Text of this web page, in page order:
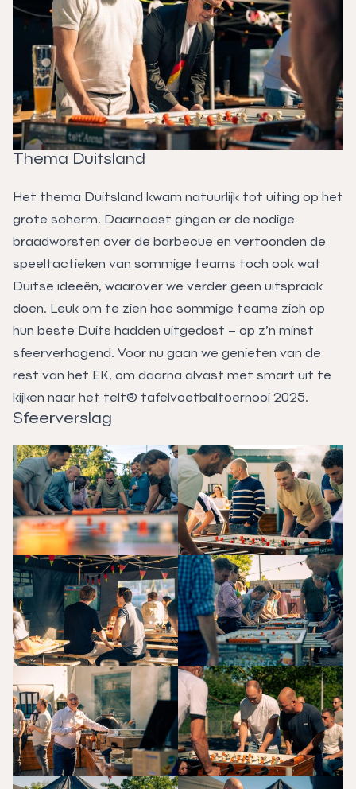
Thema Duitsland
Het thema Duitsland kwam natuurlijk tot uiting op het
grote scherm. Daarnaast gingen er de nodige
braadworsten over de barbecue en vertoonden de
speeltactieken van sommige teams toch ook wat
Duitse ideeën, waarover we verder geen uitspraak
doen. Leuk om te zien hoe sommige teams zich op
hun beste Duits hadden uitgedost – op z’n minst
sfeerverhogend. Voor nu gaan we genieten van de
rest van het EK, om daarna alvast met smart uit te
kijken naar het telt® tafelvoetbaltoernooi 2025.
Sfeerverslag